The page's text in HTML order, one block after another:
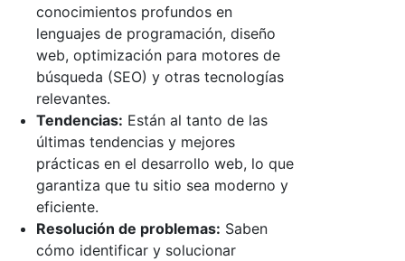
conocimientos profundos en
lenguajes de programación, diseño
web, optimización para motores de
búsqueda (SEO) y otras tecnologías
relevantes.
Tendencias: Están al tanto de las
últimas tendencias y mejores
prácticas en el desarrollo web, lo que
garantiza que tu sitio sea moderno y
eficiente.
Resolución de problemas: Saben
cómo identificar y solucionar